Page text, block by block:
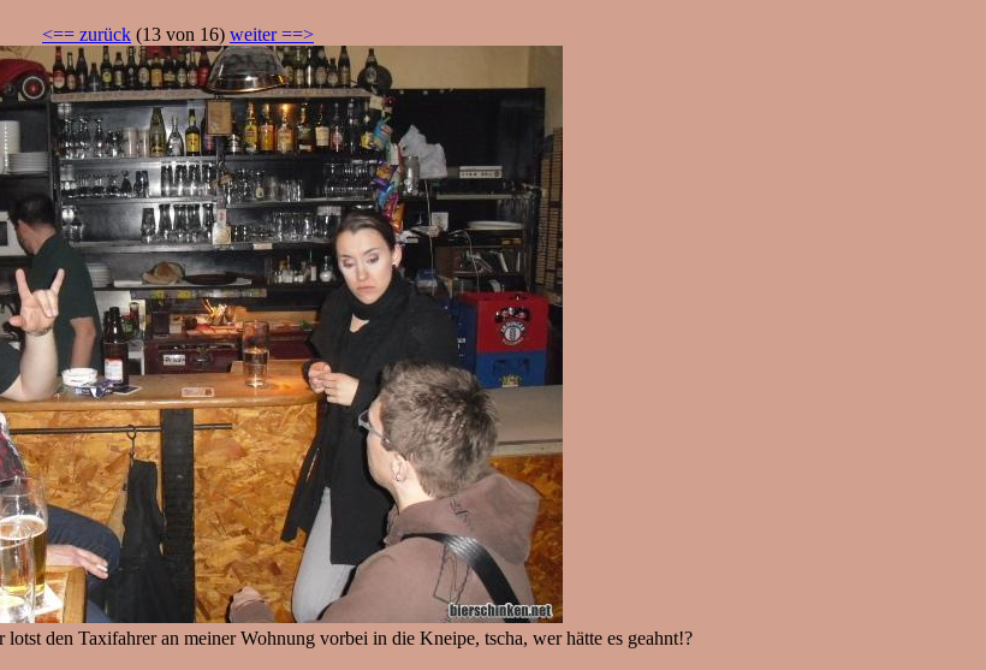
<== zurück (13 von 16) weiter ==>
den Taxifahrer an meiner Wohnung vorbei in die Kneipe, tscha, wer hätte es geahnt!?